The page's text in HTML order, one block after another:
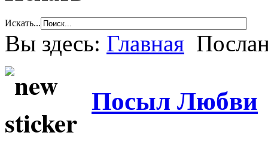
Искать...
Вы здесь: Главная
Посыл Любви